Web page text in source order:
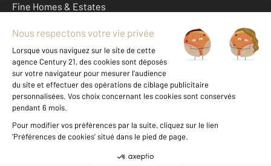
Fine Homes & Estates
À propos
International
Nous contacter
Données personnelles